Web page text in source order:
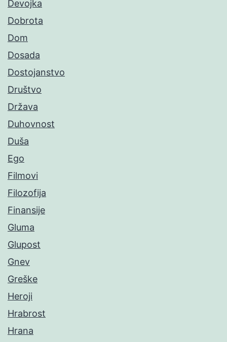
Devojka
Dobrota
Dom
Dosada
Dostojanstvo
Društvo
Država
Duhovnost
Duša
Ego
Filmovi
Filozofija
Finansije
Gluma
Glupost
Gnev
Greške
Heroji
Hrabrost
Hrana